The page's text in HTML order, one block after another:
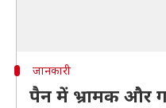
जानकारी
पैन में भ्रामक और